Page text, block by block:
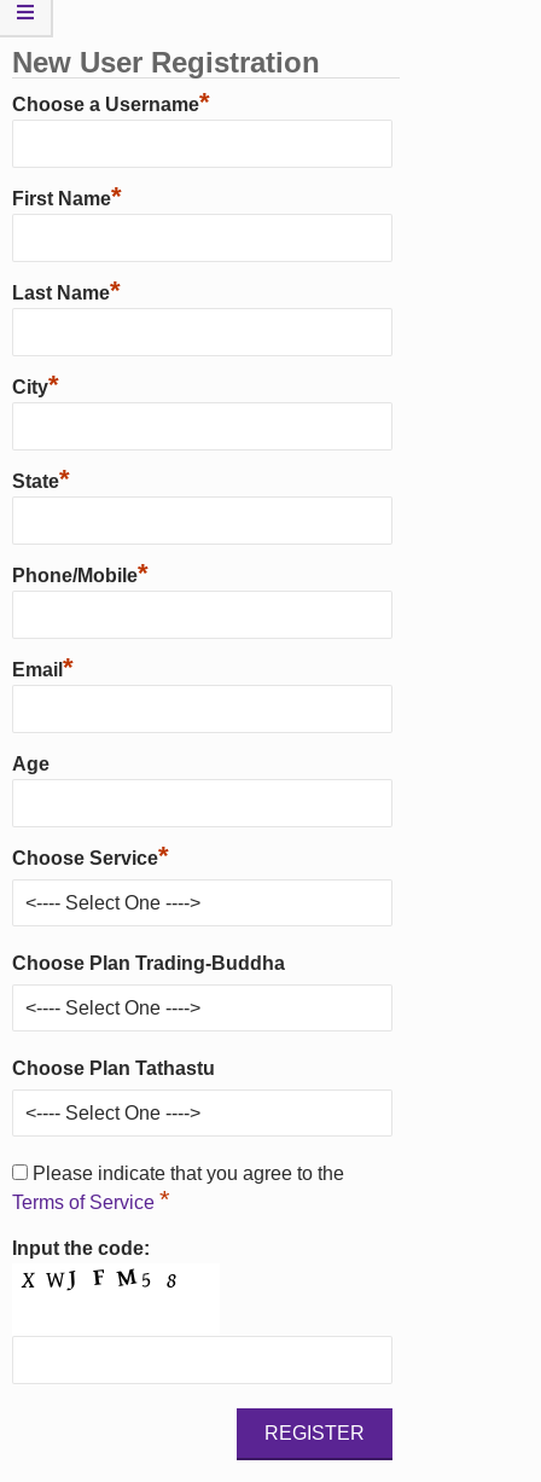
New User Registration
Choose a Username*
First Name*
Last Name*
City*
State*
Phone/Mobile*
Email *
Age
Choose Service*
Choose Plan Trading-Buddha
Choose Plan Tathastu
Please indicate that you agree to the
Terms of Service *
Input the code: